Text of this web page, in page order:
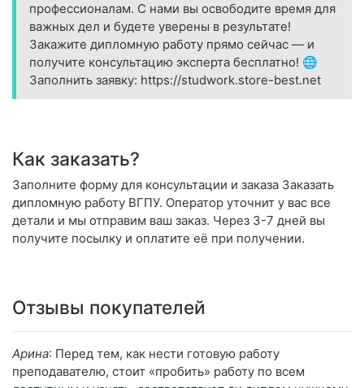
профессионалам. С нами вы освободите время для
важных дел и будете уверены в результате!
Закажите дипломную работу прямо сейчас — и
получите консультацию эксперта бесплатно! 🌐
Заполнить заявку: https://studwork.store-best.net
Как заказать?
Заполните форму для консультации и заказа Заказать
дипломную работу ВГПУ. Оператор уточнит у вас все
детали и мы отправим ваш заказ. Через 3-7 дней вы
получите посылку и оплатите её при получении.
Отзывы покупателей
Арина: Перед тем, как нести готовую работу
преподавателю, стоит «пробить» работу по всем